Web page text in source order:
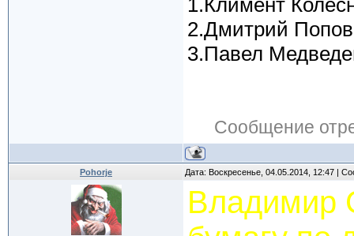
1.Климент
2.Дмитрий
3.Павел
Сообщение
Pohorje Дата: Воскресенье, 04.05.2014, 12:47 |
Владимир